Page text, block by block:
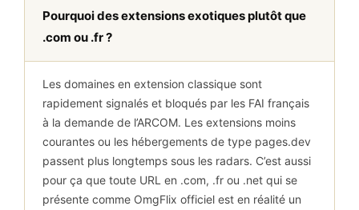
Pourquoi des extensions exotiques plutôt que
.com ou .fr ?
Les domaines en extension classique sont
rapidement signalés et bloqués par les FAI français
à la demande de l’ARCOM. Les extensions moins
courantes ou les hébergements de type pages.dev
passent plus longtemps sous les radars. C’est aussi
pour ça que toute URL en .com, .fr ou .net qui se
présente comme OmgFlix officiel est en réalité un